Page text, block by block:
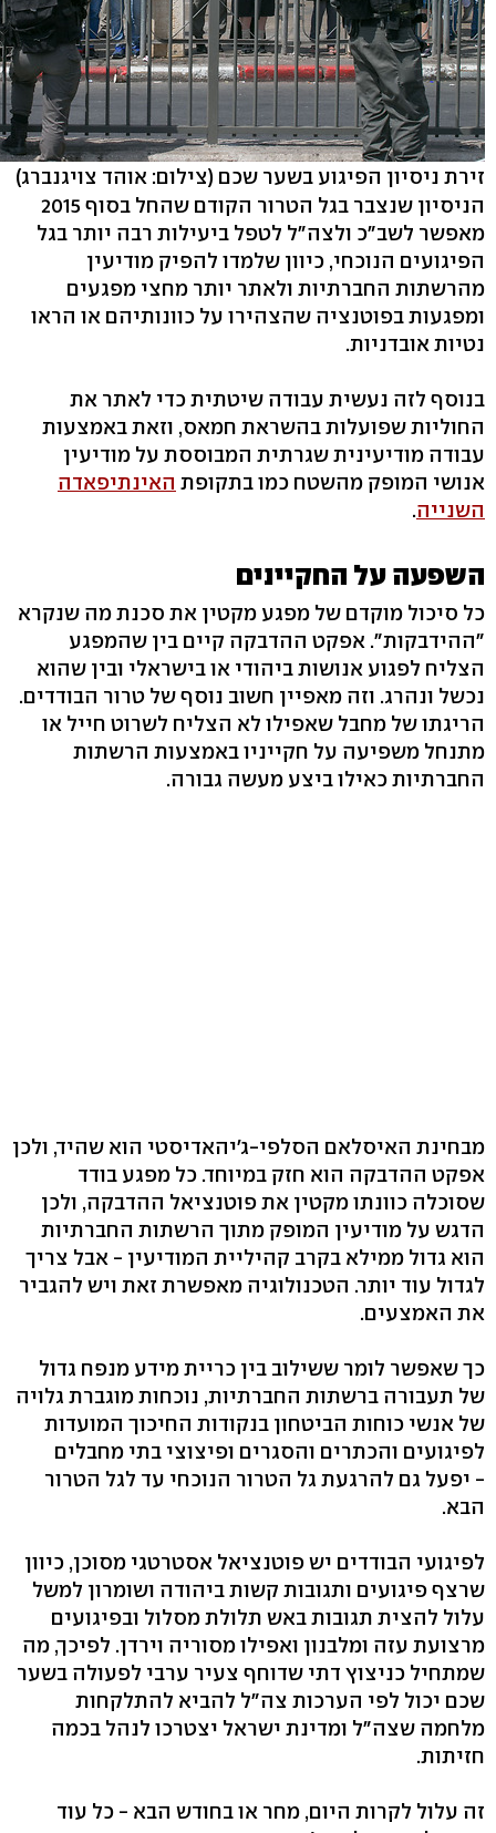
זירת ניסיון הפיגוע בשער שכם (צילום: אוהד צויגנברג)
הניסיון שנצבר בגל הטרור הקודם שהחל בסוף 2015
מאפשר לשב"כ ולצה"ל לטפל ביעילות רבה יותר בגל
הפיגועים הנוכחי, כיוון שלמדו להפיק מודיעין
מהרשתות החברתיות ולאתר יותר מחצי מפגעים
ומפגעות בפוטנציה שהצהירו על כוונותיהם או הראו
נטיות אובדניות.
בנוסף לזה נעשית עבודה שיטתית כדי לאתר את
החוליות שפועלות בהשראת חמאס, וזאת באמצעות
עבודה מודיעינית שגרתית המבוססת על מודיעין
אנושי המופק מהשטח כמו בתקופת האינתיפאדה
השנייה.
השפעה על החקיינים
כל סיכול מוקדם של מפגע מקטין את סכנת מה שנקרא
"ההידבקות". אפקט ההדבקה קיים בין שהמפגע
הצליח לפגוע אנושות ביהודי או בישראלי ובין שהוא
נכשל ונהרג. וזה מאפיין חשוב נוסף של טרור הבודדים.
הריגתו של מחבל שאפילו לא הצליח לשרוט חייל או
מתנחל משפיעה על חקייניו באמצעות הרשתות
החברתיות כאילו ביצע מעשה גבורה.
מבחינת האיסלאם הסלפי-ג'יהאדיסטי הוא שהיד, ולכן
אפקט ההדבקה הוא חזק במיוחד. כל מפגע בודד
שסוכלה כוונתו מקטין את פוטנציאל ההדבקה, ולכן
הדגש על מודיעין המופק מתוך הרשתות החברתיות
הוא גדול ממילא בקרב קהיליית המודיעין - אבל צריך
לגדול עוד יותר. הטכנולוגיה מאפשרת זאת ויש להגביר
את האמצעים.
כך שאפשר לומר ששילוב בין כריית מידע מנפח גדול
של תעבורה ברשתות החברתיות, נוכחות מוגברת גלויה
של אנשי כוחות הביטחון בנקודות החיכוך המועדות
לפיגועים והכתרים והסגרים ופיצוצי בתי מחבלים
- יפעל גם להרגעת גל הטרור הנוכחי עד לגל הטרור
הבא.
לפיגועי הבודדים יש פוטנציאל אסטרטגי מסוכן, כיוון
שרצף פיגועים ותגובות קשות ביהודה ושומרון למשל
עלול להצית תגובות באש תלולת מסלול ובפיגועים
מרצועת עזה ומלבנון ואפילו מסוריה וירדן. לפיכך, מה
שמתחיל כניצוץ דתי שדוחף צעיר ערבי לפעולה בשער
שכם יכול לפי הערכות צה"ל להביא להתלקחות
מלחמה שצה"ל ומדינת ישראל יצטרכו לנהל בכמה
חזיתות.
זה עלול לקרות היום, מחר או בחודש הבא - כל עוד